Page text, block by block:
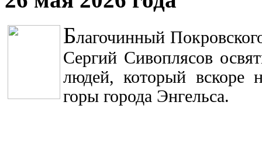
Благочинный
Сергий Сивоплясов
людей, который вскоре
горы города Энгельса.